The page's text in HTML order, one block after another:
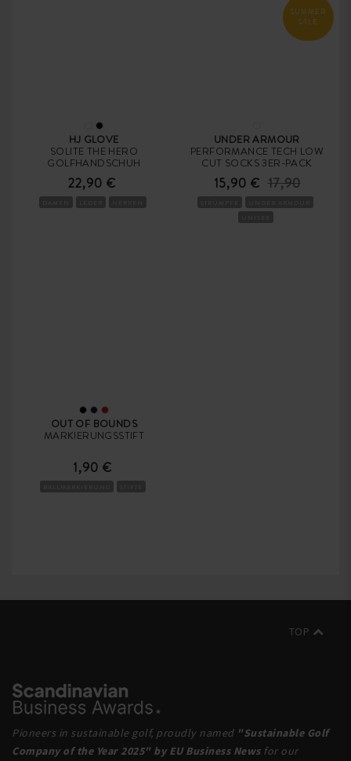
HJ GLOVE
SOLITE THE HERO
GOLFHANDSCHUH
22,90 €
SUMMER
SALE
UNDER ARMOUR
PERFORMANCE TECH LOW
CUT SOCKS 3ER-PACK
15,90 € 17,90
OUT OF BOUNDS
MARKIERUNGSSTIFT
1,90 €
Pioneers in sustainable golf, proudly named "Sustainable Golf
Company of the Year 2025" by EU Business Newsfor our
TOP